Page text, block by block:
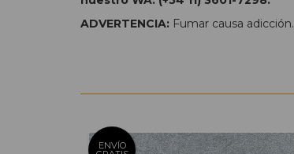
ADVERTENCIA: Fumar causa adicción.
ENVÍO